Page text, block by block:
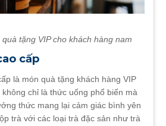
tặng VIP cho khách hàng nam
cấp
là món quà tặng khách hàng VIP
chỉ là thức uống phổ biến mà
thức mang lại cảm giác bình yên
trà với các loại trà đặc sản như trà